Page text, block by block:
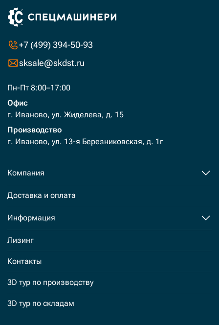
+7 (499) 394-50-93
sksale@skdst.ru
Пн-Пт 8:00–17:00
Офис
г. Иваново, ул. Жиделева, д. 15
Производство
г. Иваново, ул. 13-я Березниковская, д. 1г
Компания
Доставка и оплата
Информация
Лизинг
Контакты
3D тур по производству
3D тур по складам